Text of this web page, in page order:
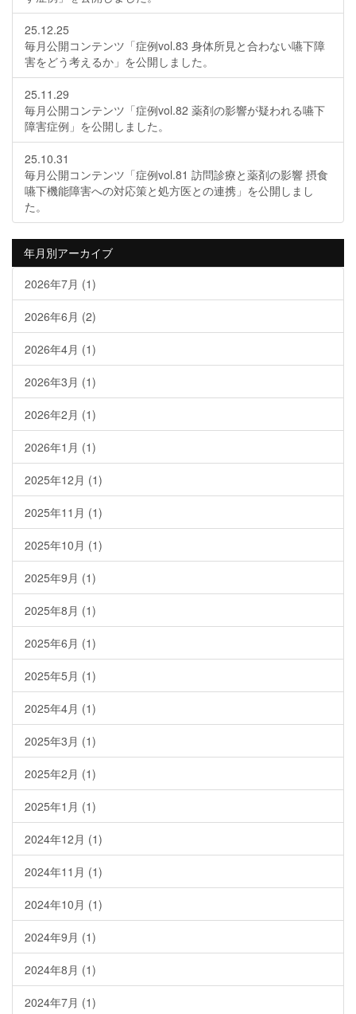
25.12.25
毎月公開コンテンツ「症例vol.83 身体所見と合わない嚥下障
害をどう考えるか」を公開しました。
25.11.29
毎月公開コンテンツ「症例vol.82 薬剤の影響が疑われる嚥下
障害症例」を公開しました。
25.10.31
毎月公開コンテンツ「症例vol.81 訪問診療と薬剤の影響 摂食
嚥下機能障害への対応策と処方医との連携」を公開しまし
た。
年月別アーカイブ
2026年7月 (1)
2026年6月 (2)
2026年4月 (1)
2026年3月 (1)
2026年2月 (1)
2026年1月 (1)
2025年12月 (1)
2025年11月 (1)
2025年10月 (1)
2025年9月 (1)
2025年8月 (1)
2025年6月 (1)
2025年5月 (1)
2025年4月 (1)
2025年3月 (1)
2025年2月 (1)
2025年1月 (1)
2024年12月 (1)
2024年11月 (1)
2024年10月 (1)
2024年9月 (1)
2024年8月 (1)
2024年7月 (1)